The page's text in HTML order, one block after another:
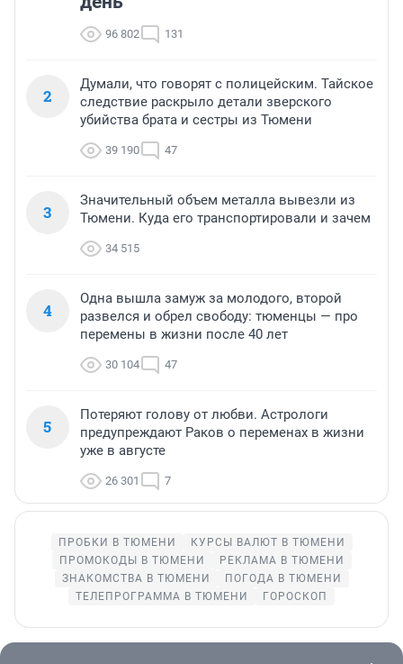
96 802 131
2
Думали, что говорят с полицейским. Тайское
следствие раскрыло детали зверского
убийства брата и сестры из Тюмени
39 190 47
3
Значительный объем металла вывезли из
Тюмени. Куда его транспортировали и зачем
34 515
4
Одна вышла замуж за молодого, второй
развелся и обрел свободу: тюменцы — про
перемены в жизни после 40 лет
30 104 47
5
Потеряют голову от любви. Астрологи
предупреждают Раков о переменах в жизни
уже в августе
26 301 7
ПРОБКИ В ТЮМЕНИ
КУРСЫ ВАЛЮТ В ТЮМЕНИ
ПРОМОКОДЫ В ТЮМЕНИ
РЕКЛАМА В ТЮМЕНИ
ЗНАКОМСТВА В ТЮМЕНИ
ПОГОДА В ТЮМЕНИ
ТЕЛЕПРОГРАММА В ТЮМЕНИ
ГОРОСКОП